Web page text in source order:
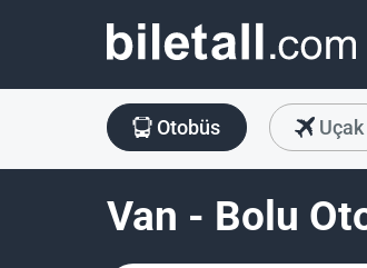
Otobüs Uçak
Van - Bolu